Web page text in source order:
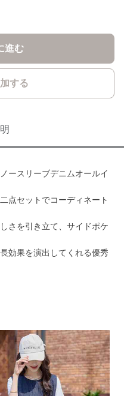
進む
する
ースリーブデニムオールイ
点セットでコーディネート
さを引き立て、サイドポケ
効果を演出してくれる優秀